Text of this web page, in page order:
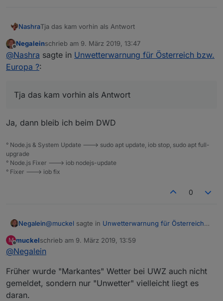
NashraTja das kam vorhin als Antwort
Spoiler
Offline
Negaleinschrieb am 9. März 2019, 13:47
zuletzt editiert von
@Nashra sagte in Unwetterwarnung für Österreich bzw.
Europa ?:
Tja das kam vorhin als Antwort
Ja, dann bleib ich beim DWD
° Node.js & System Update ---> sudo apt update, iob stop, sudo apt full-
upgrade
° Node.js Fixer ---> iob nodejs-update
° Fixer ---> iob fix
0
Negalein@muckel sagte in Unwetterwarnung für Österreich
Dann vergleich mal das UWZ-Script mit dem DWD-
Adapter!
M
Offline
muckelschrieb am 9. März 2019, 13:59
zuletzt editiert von
@Negalein
Früher wurde "Markantes" Wetter bei UWZ auch nicht
gemeldet, sondern nur "Unwetter" vielleicht liegt es
daran.